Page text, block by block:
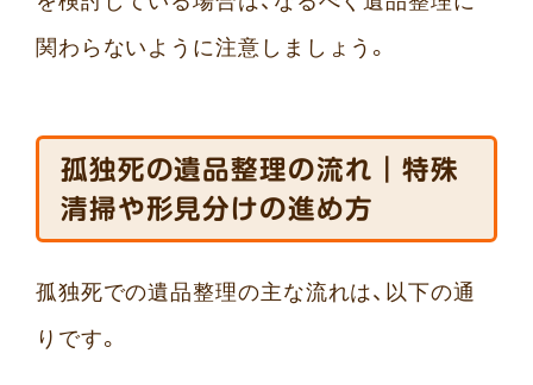
関わらないように注意しましょう。
孤独死の遺品整理の流れ｜特殊
清掃や形見分けの進め方
孤独死での遺品整理の主な流れは、以下の通
りです。